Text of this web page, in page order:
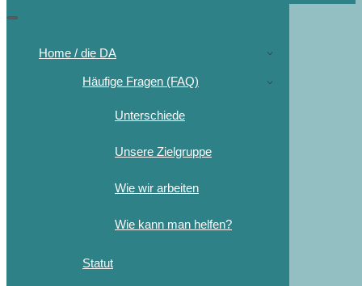
Home / die DA
Häufige Fragen (FAQ)
Unterschiede
Unsere Zielgruppe
Wie wir arbeiten
Wie kann man helfen?
Statut